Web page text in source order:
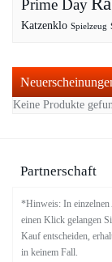
Prime Day
Katzenklo Spielzeug
Keine Produkte
Partnerschaft
*Hinweis: In
einen Klick gelangen
Kauf entscheiden,
in keinem Fall.